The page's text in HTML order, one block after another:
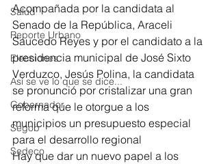
Salud
Reporte Urbano
Elecciones
Así se ve lo que se dice...
Gobernador
Segob
Sedeco
Acompañada por la candidata al
Senado de la República, Araceli
Saucedo Reyes y por el candidato a la
presidencia municipal de José Sixto
Verduzco, Jesús Polina, la candidata
se pronunció por cristalizar una gran
reforma que le otorgue a los
municipios un presupuesto especial
para el desarrollo regional
Hay que dar un nuevo papel a los